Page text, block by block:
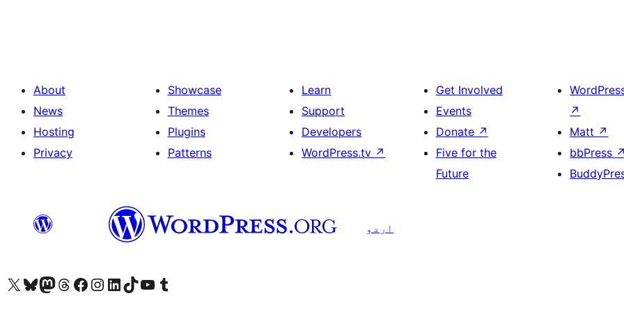
About
News
Hosting
Privacy
Showcase
Themes
Plugins
Patterns
Learn
Support
Developers
WordPress.tv ↗
Get Involved
Events
Donate ↗
Five for the
Future
↗
Matt ↗
bbPress ↗
اردو
Visit our X (formerly Twitter) account
ہمارے بلیواسکائی اکاؤنٹ پر جائیں
Visit our Mastodon account
ہمارے ٹھریڈز اکاؤنٹ پر جائیں
Visit our Facebook page
Visit our Instagram account
Visit our LinkedIn account
ہمارے ٹک ٹاک اکاؤنٹ پر جائیں
Visit our YouTube channel
ہمارے ٹمبلر اکاؤنٹ پر جائیں